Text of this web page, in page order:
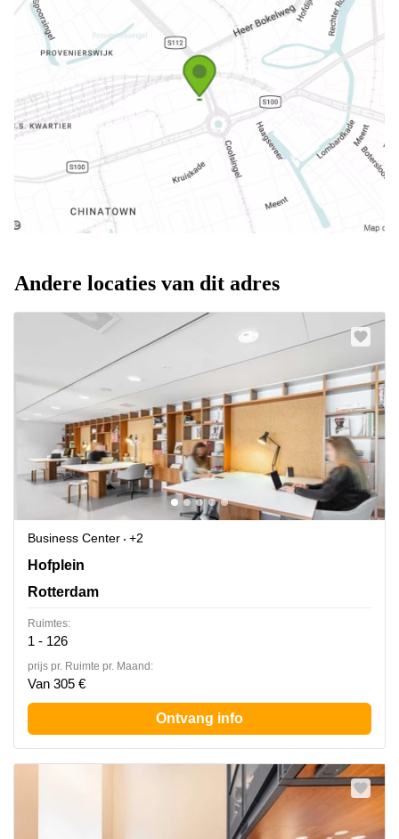
Andere locaties van dit adres
Business Center
+2
Hofplein 20, Rotterdam
Hofplein
Rotterdam
Ruimtes:
1 - 126
prijs pr. Ruimte pr. Maand:
Van 305 €
Ontvang info